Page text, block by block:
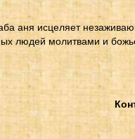
аня исцеляет
людей молитвами и